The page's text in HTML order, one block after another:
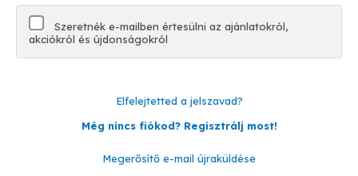
Szeretnék e-mailben értesülni az ajánlatokról,
akciókról és újdonságokról
Elfelejtetted a jelszavad?
Még nincs fiókod? Regisztrálj most!
Megerősítő e-mail újraküldése